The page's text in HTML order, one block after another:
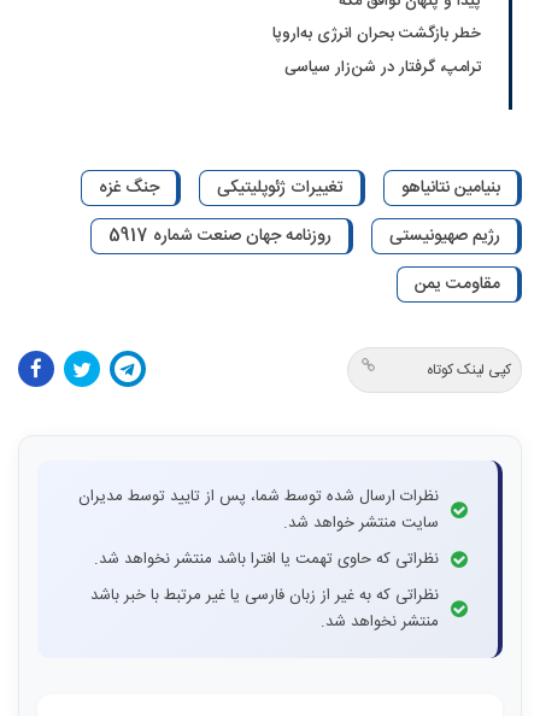
خطر بازگشت بحران انرژی به‌اروپا
ترامپ، گرفتار در شن‌زار سیاسی
بنیامین نتانیاهو تغییرات ژئوپلیتیکی
جنگ غزه
رژیم صهیونیستی
روزنامه جهان صنعت شماره 5917
مقاومت یمن
کپی لینک کوتاه
نظرات ارسال شده توسط شما، پس از تایید توسط مدیران
سایت منتشر خواهد شد.
نظراتی که حاوی تهمت یا افترا باشد منتشر نخواهد شد.
نظراتی که به غیر از زبان فارسی یا غیر مرتبط با خبر باشد
منتشر نخواهد شد.